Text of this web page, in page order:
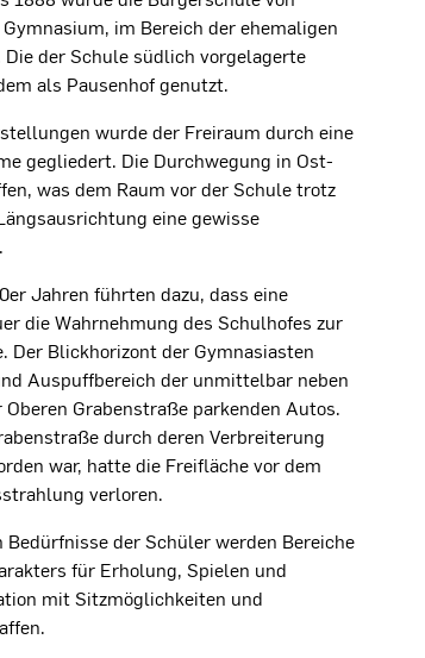
im Bereich der ehemaligen
der Schule südlich vorgelagerte
als Pausenhof genutzt.
wurde der Freiraum durch eine
gegliedert. Die Durchwegung in Ost-
was dem Raum vor der Schule trotz
eine gewisse
Jahren führten dazu, dass eine
die Wahrnehmung des Schulhofes zur
Der Blickhorizont der Gymnasiasten
Auspuffbereich der unmittelbar neben
Grabenstraße parkenden Autos.
durch deren Verbreiterung
war, hatte die Freifläche vor dem
verloren.
Bedürfnisse der Schüler werden Bereiche
für Erholung, Spielen und
mit Sitzmöglichkeiten und